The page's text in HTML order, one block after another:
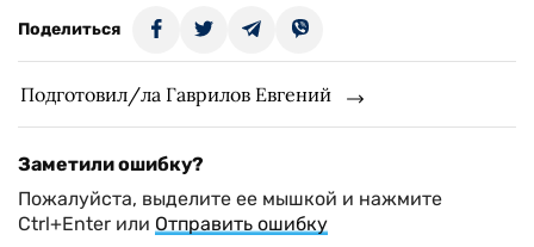
Поделиться
Подготовил/ла Гаврилов Евгений
Заметили ошибку?
Пожалуйста, выделите ее мышкой и нажмите
Ctrl+Enter или Отправить ошибку